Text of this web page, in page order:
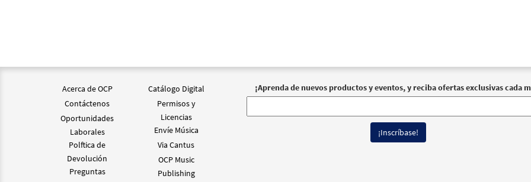
Acerca de OCP
Contáctenos
Oportunidades
Laborales
Polftica de
Devolución
Preguntas
Catálogo Digital
Permisos y
Licencias
Envíe Música
Via Cantus
OCP Music
Publishing
¡Aprenda de nuevos productos y eventos, y reciba ofertas exclusivas cada